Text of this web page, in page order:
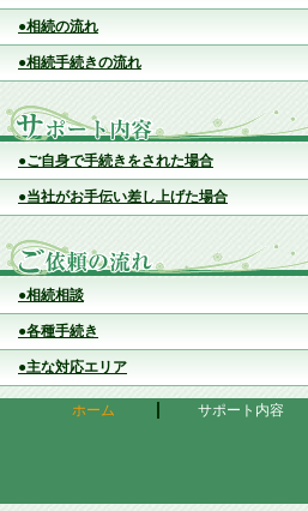
●相続の流れ
●相続手続きの流れ
●ご自身で手続きをされた場合
●当社がお手伝い差し上げた場合
●相続相談
●各種手続き
●主な対応エリア
ホーム サポート内容